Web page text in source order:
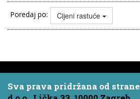
Poredaj po: Cijeni rastuće
Sva prava pridržana od strane